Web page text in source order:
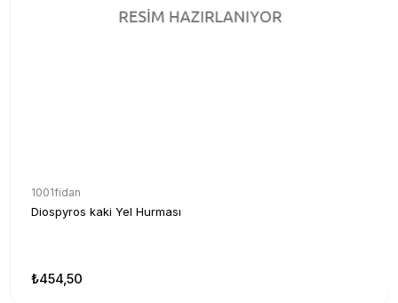
1001fidan
Diospyros kaki Yel Hurması
₺454,50